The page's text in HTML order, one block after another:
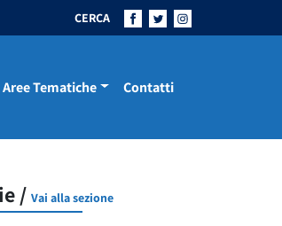
CERCA
Aree Tematiche Contatti
/ Vai alla sezione